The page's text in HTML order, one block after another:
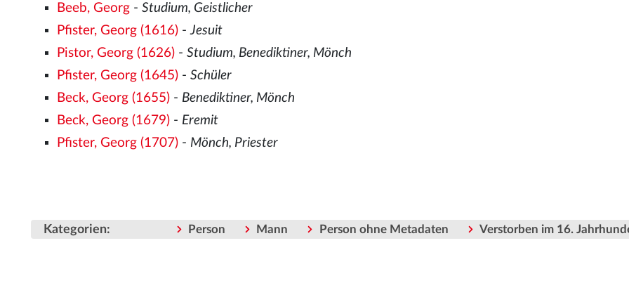
Beeb, Georg -Studium, Geistlicher
Pfister, Georg (1616) -Jesuit
Pistor, Georg (1626) -Studium, Benediktiner, Mönch
Pfister, Georg (1645) -Schüler
Beck, Georg (1655) - Benediktiner, Mönch
Beck, Georg (1679) - Eremit
Pfister, Georg (1707) - Mönch, Priester
Kategorien: Person Mann Person ohne Metadaten Verstorben im 16.